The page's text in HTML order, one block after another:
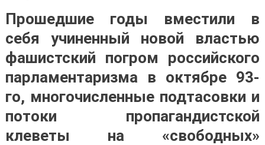
Прошедшие годы вместили в
себя учиненный новой властью
фашистский погром российского
парламентаризма в октябре 93-
го, многочисленные подтасовки и
потоки пропагандистской
клеветы на «свободных»